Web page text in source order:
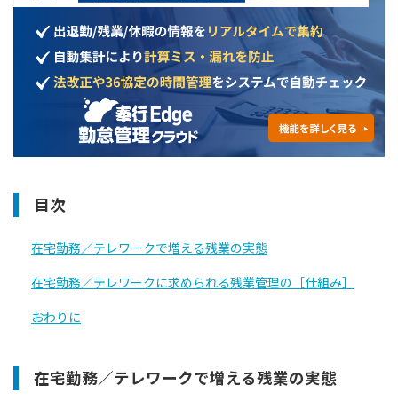
目次
在宅勤務／テレワークで増える残業の実態
在宅勤務／テレワークに求められる残業管理の［仕組み］
おわりに
在宅勤務／テレワークで増える残業の実態